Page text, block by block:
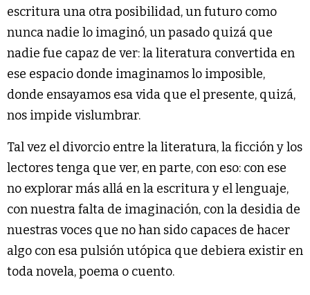
escritura una otra posibilidad, un futuro como
nunca nadie lo imaginó, un pasado quizá que
nadie fue capaz de ver: la literatura convertida en
ese espacio donde imaginamos lo imposible,
donde ensayamos esa vida que el presente, quizá,
nos impide vislumbrar.
Tal vez el divorcio entre la literatura, la ficción y los
lectores tenga que ver, en parte, con eso: con ese
no explorar más allá en la escritura y el lenguaje,
con nuestra falta de imaginación, con la desidia de
nuestras voces que no han sido capaces de hacer
algo con esa pulsión utópica que debiera existir en
toda novela, poema o cuento.